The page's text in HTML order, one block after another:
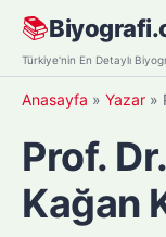
Skip
content
📚
Türkiye'nin En Detaylı
Anasayfa » Yazar »
Prof.
Kağan